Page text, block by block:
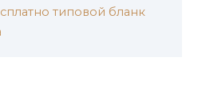
типовой бланк